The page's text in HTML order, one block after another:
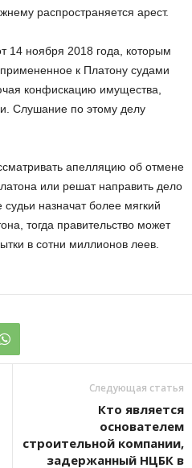
распространяется арест.
ноября 2018 года, которым
к Платону судами
конфискацию имущества,
Слушание по этому делу
апелляцию об отмене
или решат направить дело
назначат более мягкий
тогда правительство может
в сотни миллионов леев.
Следующая статья
Кто является
основателем
строительной компании,
задержанный НЦБК в